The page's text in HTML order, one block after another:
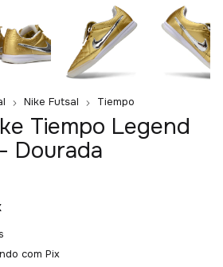
Nike Futsal Tiempo
Tiempo Legend
Dourada
com Pix